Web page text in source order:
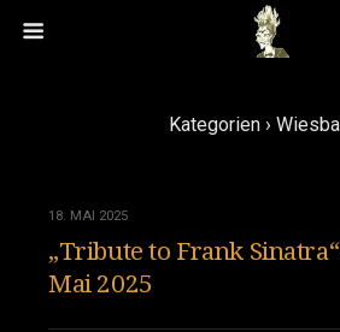
Kategorien ›
18. MAI 2025
„Tribute to Frank
Mai 2025